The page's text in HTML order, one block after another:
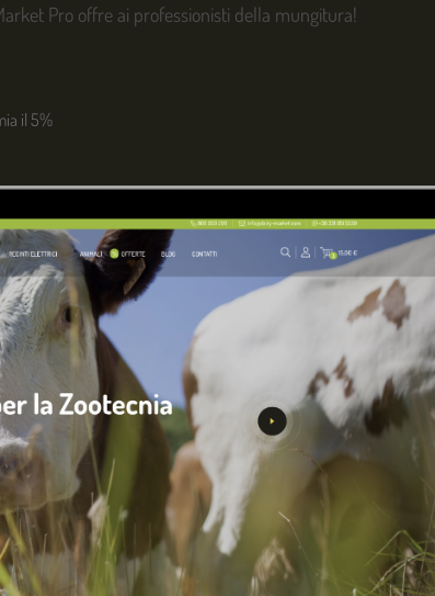
Condividi
RECENSIONI
Sii il primo a scrivere una recensione !
Pro offre ai professionisti della mungitura!
il 5%